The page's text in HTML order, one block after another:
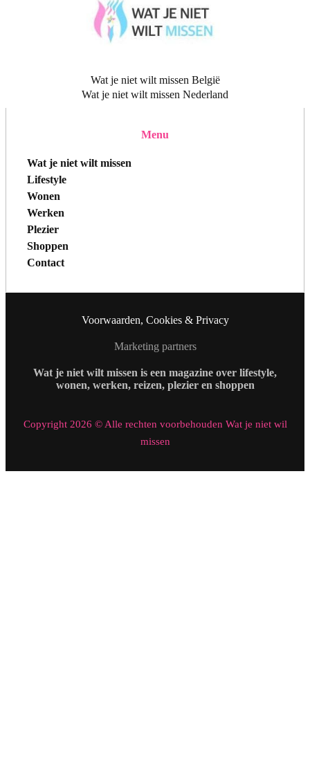
Wat je niet wilt missen België
Wat je niet wilt missen Nederland
Menu
Wat je niet wilt missen
Lifestyle
Wonen
Werken
Plezier
Shoppen
Contact
Voorwaarden, Cookies & Privacy
Marketing partners
Wat je niet wilt missen is een magazine over lifestyle,
wonen, werken, reizen, plezier en shoppen
Copyright 2026 © Alle rechten voorbehouden Wat je niet wil
missen